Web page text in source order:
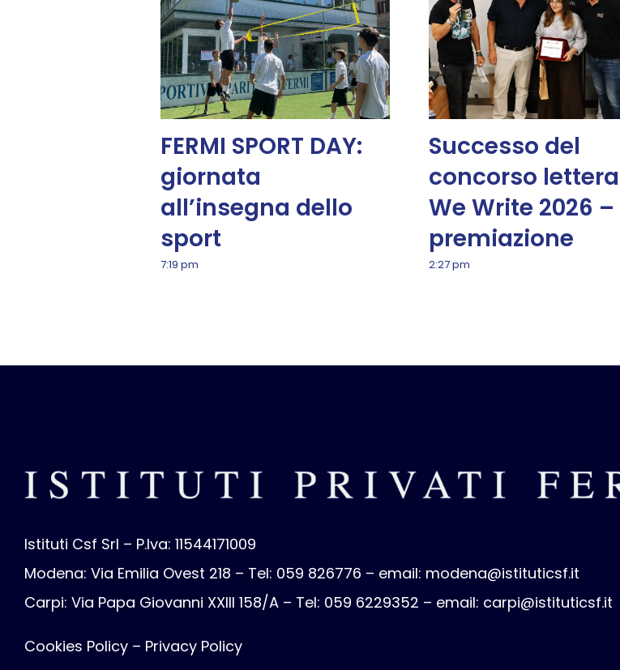
FERMI SPORT DAY:
giornata
all’insegna dello
sport
7:19 pm
Successo del
concorso
We Write 2026
premiazione
2:27 pm
Istituti Csf Srl – P.Iva: 11544171009
Modena: Via Emilia Ovest 218 – Tel: 059 826776 – email: modena@istituticsf.it
Carpi: Via Papa Giovanni XXIII 158/A – Tel: 059 6229352 – email: carpi@istituticsf.it
Cookies Policy– Privacy Policy